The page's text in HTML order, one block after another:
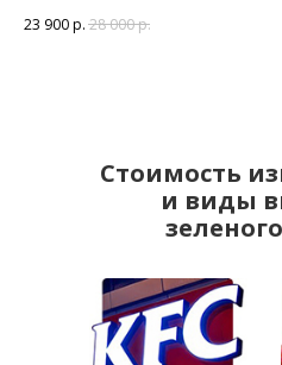
23 900р. 28 000р.
Стоимость
и виды